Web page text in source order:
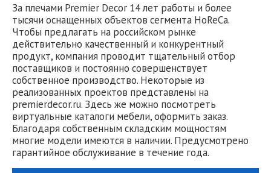
За плечами Premier Decor 14 лет работы и более
тысячи оснащенных объектов сегмента HoReCa.
Чтобы предлагать на российском рынке
действительно качественный и конкурентный
продукт, компания проводит тщательный отбор
поставщиков и постоянно совершенствует
собственное производство. Некоторые из
реализованных проектов представлены на
premierdecor.ru. Здесь же можно посмотреть
виртуальные каталоги мебели, оформить заказ.
Благодаря собственным складским мощностям
многие модели имеются в наличии. Предусмотрено
гарантийное обслуживание в течение года.